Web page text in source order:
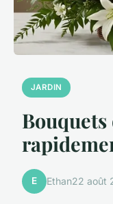
JARDIN
E Ethan22 août